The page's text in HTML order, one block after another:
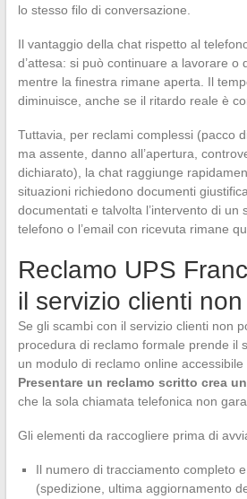
lo stesso filo di conversazione.
Il vantaggio della chat rispetto al
d’attesa: si può continuare a lavorare o
mentre la finestra rimane aperta. Il
diminuisce, anche se il ritardo reale è
Tuttavia, per reclami complessi (pacco
ma assente, danno all’apertura,
dichiarato), la chat raggiunge
situazioni richiedono documenti
documentati e talvolta l’intervento di un
telefono o l’email con ricevuta rimane
Reclamo UPS
il servizio clienti
Se gli scambi con il servizio clienti non
procedura di reclamo formale prende il
un modulo di reclamo online accessibile
Presentare un reclamo scritto crea
che la sola chiamata telefonica non
Gli elementi da raccogliere prima di
Il numero di tracciamento completo
(spedizione, ultima aggiornamento